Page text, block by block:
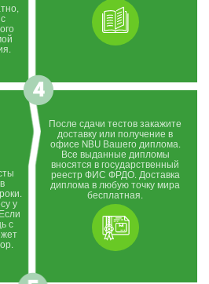
у
с
После сдачи тестов закажите
доставку или получение в
офисе NBU Вашего диплома.
Все выданные дипломы
вносятся в государственный
реестр ФИС ФРДО. Доставка
диплома в любую точку мира
бесплатная.